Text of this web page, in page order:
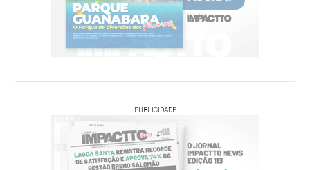
PUBLICIDADE